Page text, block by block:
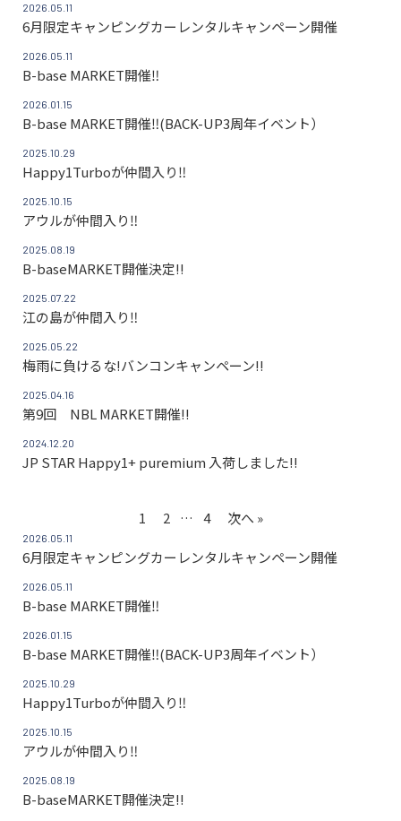
2026.05.11
6月限定キャンピングカーレンタルキャンペーン開催
2026.05.11
B-base MARKET開催‼
2026.01.15
B-base MARKET開催‼(BACK-UP3周年イベント）
2025.10.29
Happy1Turboが仲間入り‼
2025.10.15
アウルが仲間入り‼
2025.08.19
B-baseMARKET開催決定!!
2025.07.22
江の島が仲間入り‼
2025.05.22
梅雨に負けるな!バンコンキャンペーン!!
2025.04.16
第9回 NBL MARKET開催!!
2024.12.20
JP STAR Happy1+ puremium 入荷しました!!
1 2 … 4 次へ »
2026.05.11
6月限定キャンピングカーレンタルキャンペーン開催
2026.05.11
B-base MARKET開催‼
2026.01.15
B-base MARKET開催‼(BACK-UP3周年イベント）
2025.10.29
Happy1Turboが仲間入り‼
2025.10.15
アウルが仲間入り‼
2025.08.19
B-baseMARKET開催決定!!